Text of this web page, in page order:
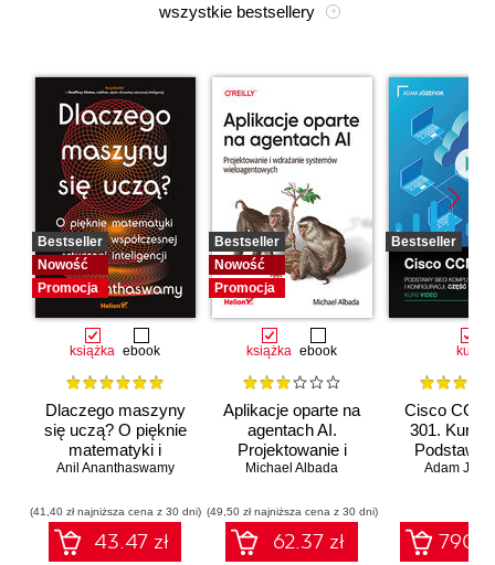
wszystkie bestsellery
Bestseller
Nowość
Promocja
książka ebook
Dlaczego maszyny
się uczą? O pięknie
matematyki i
działaniu
sztucznej
Anil Ananthaswamy
(41,40 zł najniższa cena z 30 dni)
43.47 zł
Bestseller
Nowość
Promocja
książka ebook
Aplikacje oparte na
agentach AI.
Projektowanie i
wdrażanie
wieloagentowych
Michael Albada
(49,50 zł najniższa cena z 30 dni)
62.37 zł
Bestseller
kurs
Cisco
301. Kurs
Podstawy
Adam